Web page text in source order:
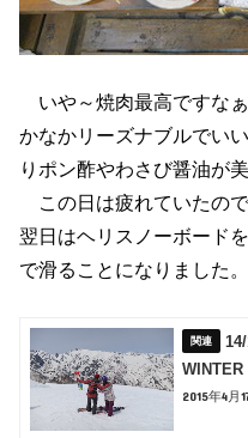
いや～焼肉最高ですな
かなかリーズナブルでい
りポン酢やわさび醤油が
この日は疲れていたの
翌日はヘリスノーボード
で滑ることになりました。
2015年4月